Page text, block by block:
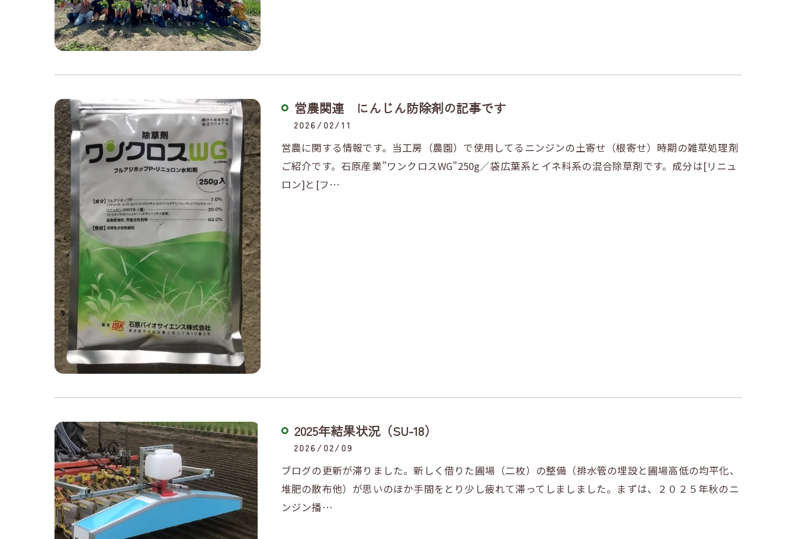
営農関連 にんじん防除剤の記事です
2026/02/11
営農に関する情報です。当工房（農園）で使用してるニンジンの土寄せ（根寄せ）時期の雑草処理剤
ご紹介です。石原産業”ワンクロスWG”250g／袋広葉系とイネ科系の混合除草剤です。成分は[リニュ
ロン]と[フ…
2025年結果状況（SU-18）
2026/02/09
ブログの更新が滞りました。新しく借りた圃場（二枚）の整備（排水管の埋設と圃場高低の均平化、
堆肥の散布他）が思いのほか手間をとり少し疲れて滞ってしましました。まずは、２０２５年秋のニ
ンジン播…